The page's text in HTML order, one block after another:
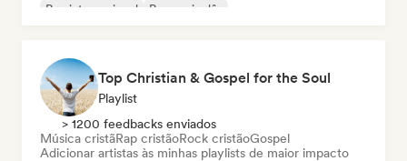
Rap internacional
Rap em inglês
Top Christian & Gospel for the Soul
Playlist
> 1200 feedbacks enviados
Música cristãRap cristãoRock cristãoGospel
Adicionar artistas às minhas playlists de maior impacto